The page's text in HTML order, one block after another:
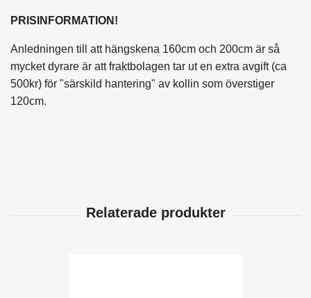
PRISINFORMATION!
Anledningen till att hängskena 160cm och 200cm är så
mycket dyrare är att fraktbolagen tar ut en extra avgift (ca
500kr) för "särskild hantering" av kollin som överstiger
120cm.